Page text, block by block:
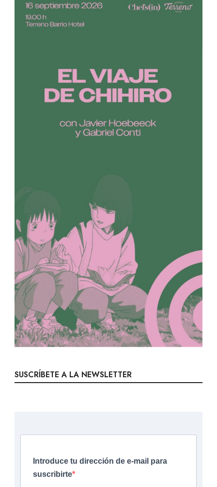
SUSCRÍBETE A LA NEWSLETTER
Introduce tu dirección de e-mail para
suscribirte